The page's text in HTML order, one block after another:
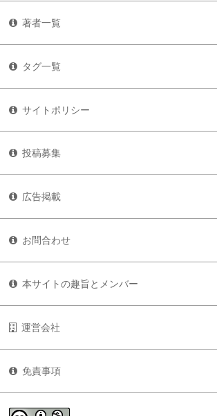
著者一覧
タグ一覧
サイトポリシー
投稿募集
広告掲載
お問合わせ
本サイトの趣旨とメンバー
運営会社
免責事項